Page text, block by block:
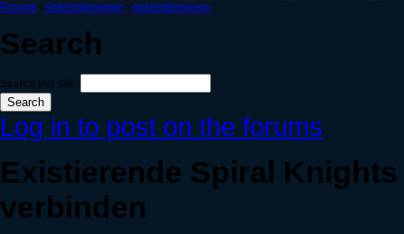
Forums › Ankündigungen › Ankündigungen
Search
Search this site:
Log in to post on the forums
Existierende Spiral
verbinden